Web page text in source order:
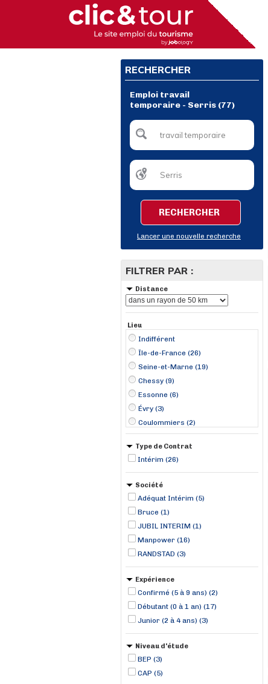
RECHERCHER
Emploi travail
temporaire - Serris (77)
RECHERCHER
Lancer une nouvelle recherche
FILTRER PAR :
Distance
Lieu
Indifférent
Île-de-France (26)
Seine-et-Marne (19)
Chessy (9)
Essonne (6)
Évry (3)
Coulommiers (2)
Marcoussis (2)
Nanteuil-lès-Meaux (2)
Bailly-Romainvilliers (1)
Type de Contrat
Intérim (26)
Société
Adéquat Intérim (5)
Bruce (1)
JUBIL INTERIM (1)
Manpower (16)
RANDSTAD (3)
Expérience
Confirmé (5 à 9 ans) (2)
Débutant (0 à 1 an) (17)
Junior (2 à 4 ans) (3)
Niveau d'étude
BEP (3)
CAP (5)